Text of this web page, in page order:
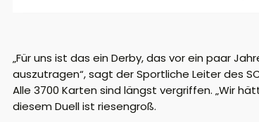
„Für uns ist das ein Derby, das vor ein paar
auszutragen“, sagt der Sportliche Leiter des
Alle 3700 Karten sind längst vergriffen. „Wir
diesem Duell ist riesengroß.